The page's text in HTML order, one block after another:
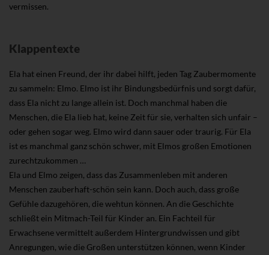
vermissen.
Klappentexte
Ela hat einen Freund, der ihr dabei hilft, jeden Tag Zaubermomente
zu sammeln: Elmo. Elmo ist ihr Bindungsbedürfnis und sorgt dafür,
dass Ela nicht zu lange allein ist. Doch manchmal haben die
Menschen, die Ela lieb hat, keine Zeit für sie, verhalten sich unfair –
oder gehen sogar weg. Elmo wird dann sauer oder traurig. Für Ela
ist es manchmal ganz schön schwer, mit Elmos großen Emotionen
zurechtzukommen …
Ela und Elmo zeigen, dass das Zusammenleben mit anderen
Menschen zauberhaft-schön sein kann. Doch auch, dass große
Gefühle dazugehören, die wehtun können. An die Geschichte
schließt ein Mitmach-Teil für Kinder an. Ein Fachteil für
Erwachsene vermittelt außerdem Hintergrundwissen und gibt
Anregungen, wie die Großen unterstützen können, wenn Kinder